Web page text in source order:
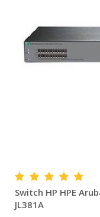
Switch HP HPE
JL381A